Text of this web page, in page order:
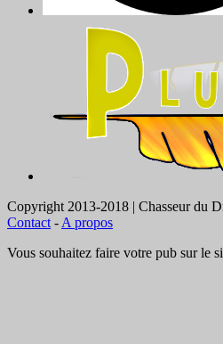
Copyright 2013-2018 | Chasseur du
Contact - A propos
Vous souhaitez faire votre pub sur le